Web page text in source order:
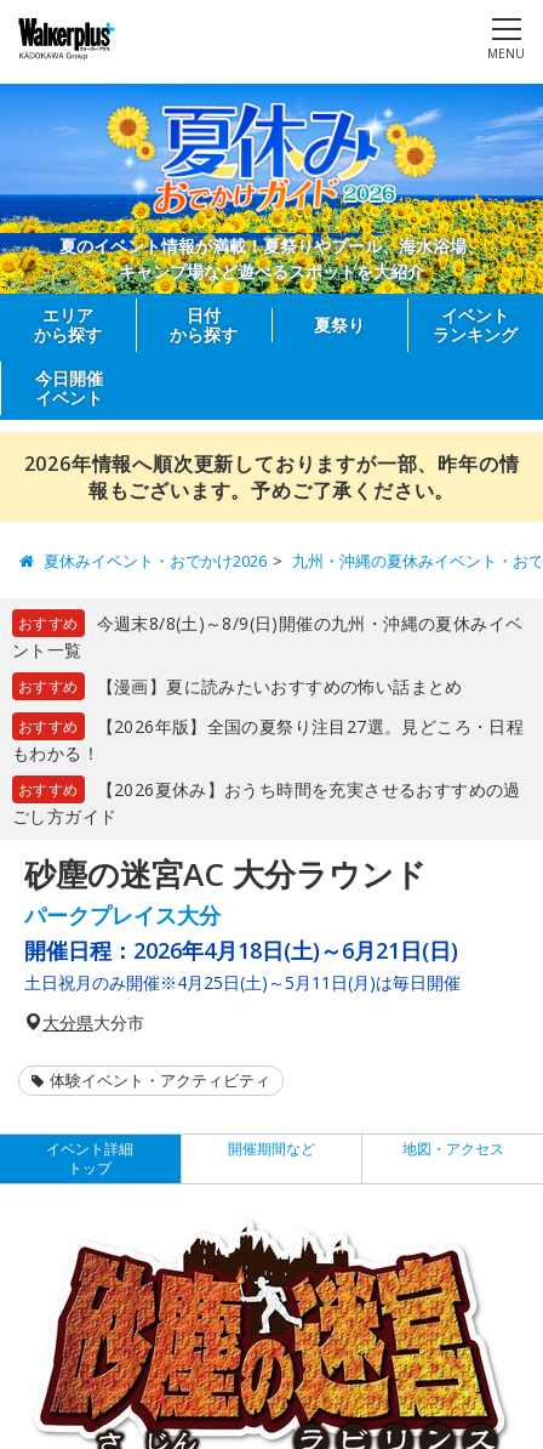
MENU
夏のイベント情報が満載！夏祭りやプール、海水浴場、
キャンプ場など遊べるスポットを大紹介
エリア
から探す
日付
から探す
夏祭り
イベント
ランキング
今日開催
イベント
2026年情報へ順次更新しておりますが一部、昨年の情
報もございます。予めご了承ください。
夏休みイベント・おでかけ2026 九州・沖縄の夏休みイベント・お
おすすめ
今週末8/8(土)～8/9(日)開催の九州・沖縄の夏休みイベ
ント一覧
おすすめ 【漫画】夏に読みたいおすすめの怖い話まとめ
おすすめ
【2026年版】全国の夏祭り注目27選。見どころ・日程
もわかる！
おすすめ
【2026夏休み】おうち時間を充実させるおすすめの過
ごし方ガイド
砂塵の迷宮AC 大分ラウンド
パークプレイス大分
開催日程： 2026年4月18日(土)～6月21日(日)
土日祝月のみ開催※4月25日(土)～5月11日(月)は毎日開催
大分県大分市
体験イベント・アクティビティ
イベント詳細
トップ
開催期間など 地図・アクセス